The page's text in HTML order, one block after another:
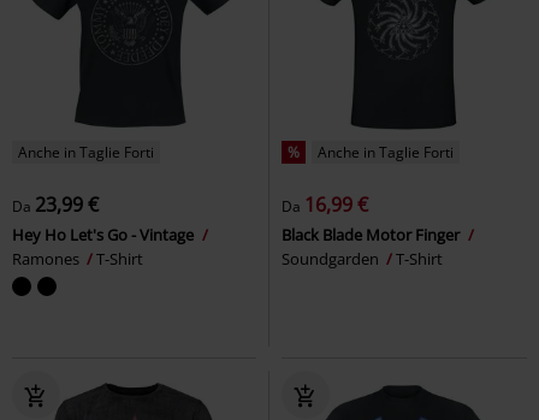
Anche in Taglie Forti
Da 23,99 €
Hey Ho Let's Go - Vintage
Ramones
T-Shirt
% Anche in Taglie Forti
Da 16,99 €
Black Blade Motor Finger
Soundgarden
T-Shirt